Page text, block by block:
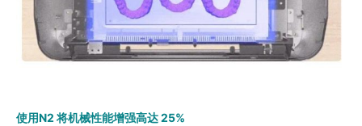
使用N2 将机械性能增强高达 25%